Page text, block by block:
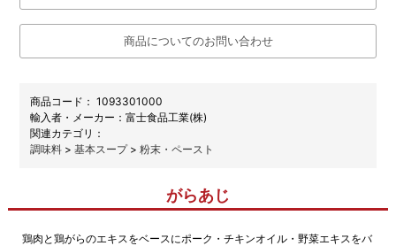
商品についてのお問い合わせ
商品コード： 1093301000
メーカー：富士食品工業(株)
関連カテゴリ：
調味料 >基本スープ>粉末・ペースト
がらあじ
鶏肉と鶏がらのエキスをベースにポーク・チキンオイル・野菜エキスをバ